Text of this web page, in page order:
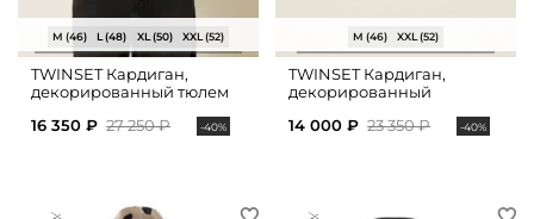
M (46) L (48) XL (50) XXL (52)
TWINSET Кардиган,
декорированный тюлем
16 350 ₽ 27 250 ₽ -40%
M (46) XXL (52)
TWINSET Кардиган,
декорированный
14 000 ₽ 23 350 ₽ -40%